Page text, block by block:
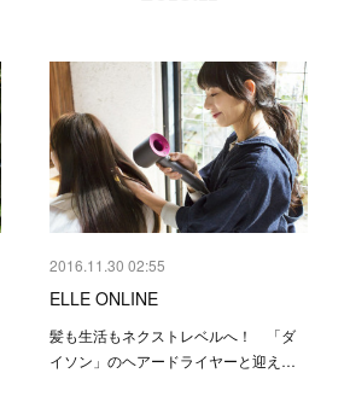
2016.11.30 02:55
ELLE ONLINE
髪も生活もネクストレベルへ！ 「ダ
イソン」のヘアードライヤーと迎え…